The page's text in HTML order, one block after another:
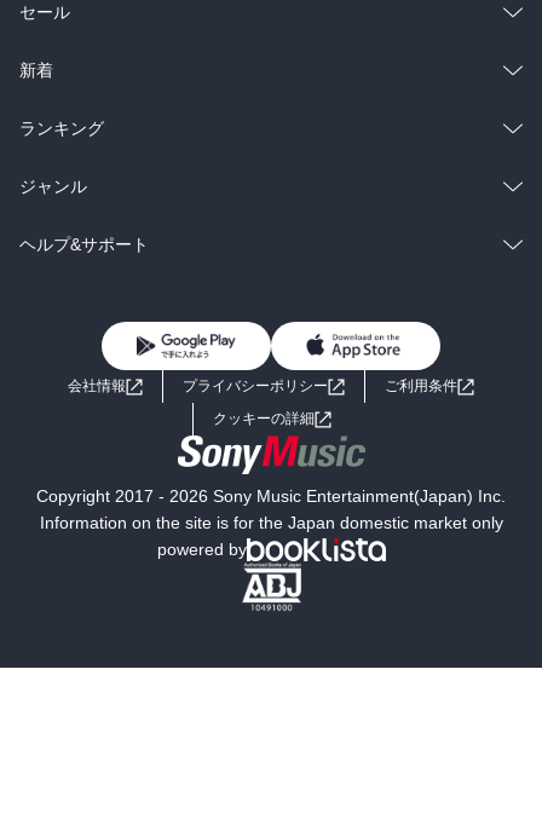
総合
ラノベ
雑誌・グラビア
BL・TL
セール
総合
ラノベ
雑誌・グラビア
BL・TL
新着
総合
ラノベ
雑誌・グラビア
ランキング
総合
ラノベ
ジャンル
コミック
ライトノベル 男子向けラノベ
小説
海外小説
ミステリー SF
文学
ヘルプ&サポート
よくあるご質問 お問い合わせ
会社情報 プライバシーポリシー
ご利用条件
クッキーの詳細
Copyright 2017 - 2026 Sony Music Entertainment(Japan) Inc.
Information on the site is for the Japan domestic market only
powered by